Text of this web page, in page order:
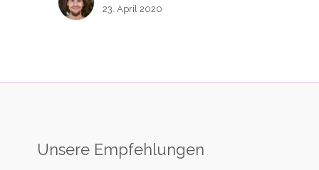
23. April 2020
Unsere Empfehlungen